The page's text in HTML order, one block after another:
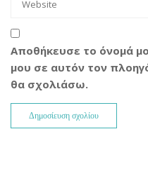
Αποθήκευσε το όνομά
μου σε αυτόν τον
θα σχολιάσω.